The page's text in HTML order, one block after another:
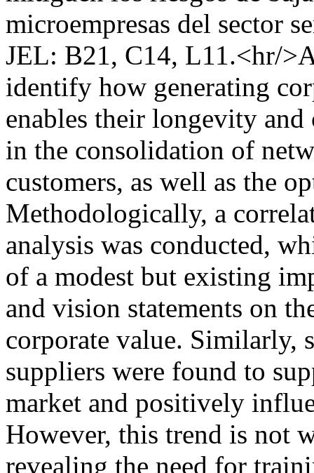
microempresas del sector
JEL: B21, C14, L11.<hr/
identify how generating
enables their longevity
in the consolidation of
customers, as well as the
Methodologically, a
analysis was conducted,
of a modest but existing
and vision statements on
corporate value. Similarly,
suppliers were found to
market and positively
However, this trend is not
revealing the need for